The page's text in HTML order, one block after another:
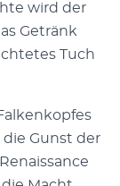
wird der
Getränk
Tuch
die Gunst der